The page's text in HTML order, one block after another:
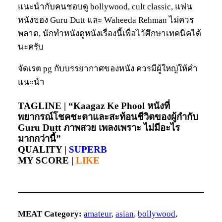
แนะนำกับคนชอบดู bollywood, cult classic, แฟน
หนังของ Guru Dutt และ Waheeda Rehman ไม่ควร
พลาด, นักทำหนังดูหนังเรื่องนี้เพื่อไว้ศึกษาเทคนิคได้
นะครับ
จัดเรต pg กับบรรยากาศของหนัง ควรมีผู้ใหญ่ให้คำ
แนะนำ
TAGLINE | “Kaagaz Ke Phool หนังที่
พยากรณ์โชคชะตาและสะท้อนชีวิตของผู้กำกับ
Guru Dutt ภาพสวย เพลงเพราะ ไม่มีอะไร
มากกว่านี้”
QUALITY | SUPERB
MY SCORE | LIKE
MEAT Category: amateur, asian, bollywood